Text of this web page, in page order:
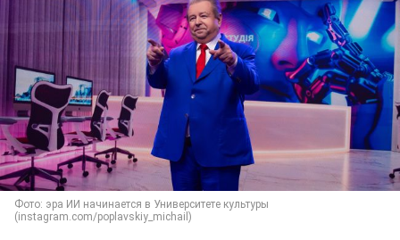
Фото: эра ИИ начинается в Университете культуры
(instagram.com/poplavskiy_michail)